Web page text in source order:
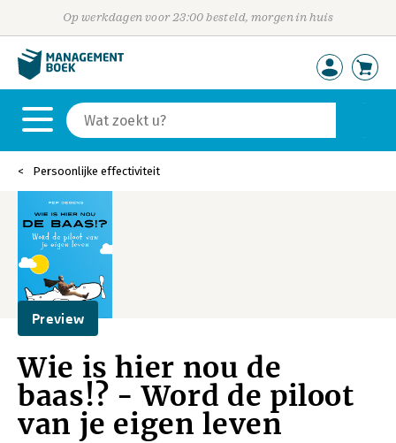
Op werkdagen voor 23:00 besteld, morgen in huis
Persoonlijke effectiviteit
Preview
Wie is hier nou de
baas!? - Word de piloot
van je eigen leven